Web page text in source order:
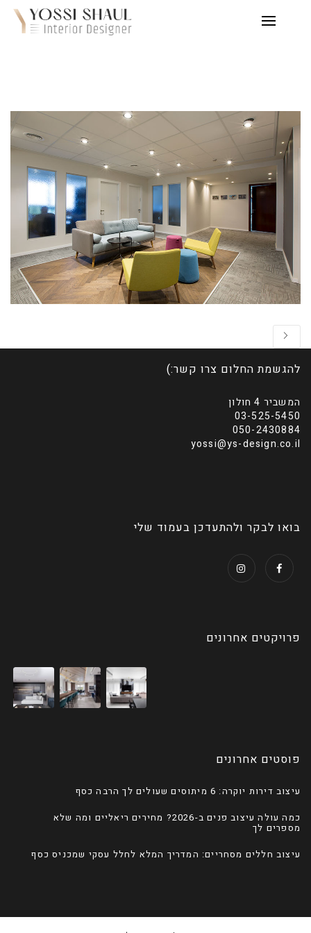
להגשמת החלום צרו קשר:)
המשביר 4 חולון
03-525-5450
050-2430884
yossi@ys-design.co.il
בואו לבקר ולהתעדכן בעמוד שלי
פרויקטים אחרונים
פוסטים אחרונים
עיצוב דירות יוקרה: 6 מיתוסים שעולים לך הרבה כסף
כמה עולה עיצוב פנים ב-2026? מחירים ריאליים ומה שלא
מספרים לך
עיצוב חללים מסחריים: המדריך המלא לחלל עסקי שמכניס כסף